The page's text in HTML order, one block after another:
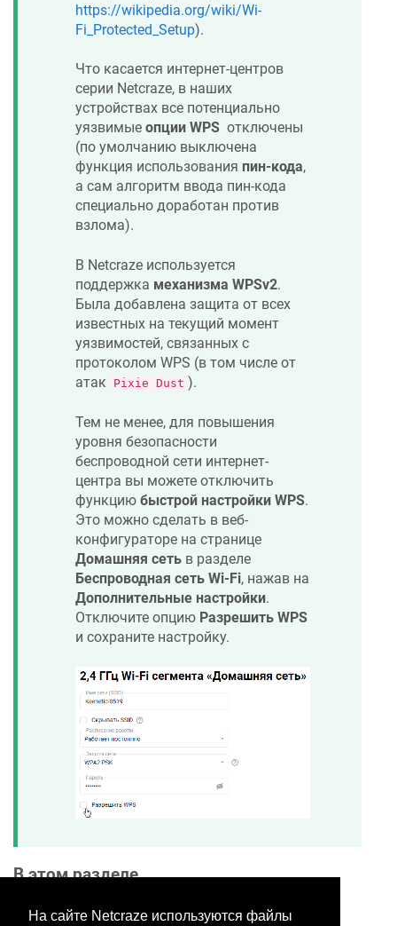
На сайте Netcraze используются файлы
https://wikipedia.org/wiki/Wi-
Fi_Protected_Setup).
Что касается интернет-центров
серии Netcraze, в наших
устройствах все потенциально
уязвимые опции WPS отключены
(по умолчанию выключена
функция использования пин-кода,
а сам алгоритм ввода пин-кода
специально доработан против
взлома).
В Netcraze используется
поддержка механизма WPSv2.
Была добавлена защита от всех
известных на текущий момент
уязвимостей, связанных с
протоколом WPS (в том числе от
атак
Pixie Dust ).
Тем не менее, для повышения
уровня безопасности
беспроводной сети интернет-
центра вы можете отключить
функцию быстрой настройки WPS.
Это можно сделать в веб-
конфигураторе на странице
Домашняя сеть в разделе
Беспроводная сеть Wi-Fi, нажав на
Дополнительные настройки.
Отключите опцию Разрешить WPS
и сохраните настройку.
В этом разделе